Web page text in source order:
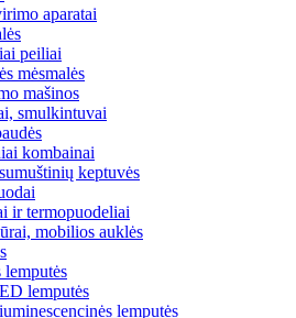
aparatai
peiliai
mėsmalės
mašinos
smulkintuvai
kombainai
keptuvės
ir termopuodeliai
mobilios auklės
lemputės
lemputės
lemputės